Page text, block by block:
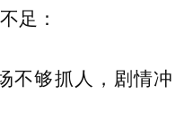
足：
不够抓人，剧情冲